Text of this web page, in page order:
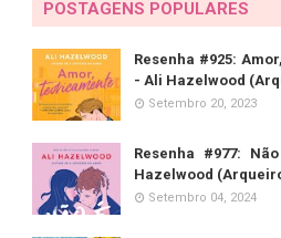
POSTAGENS POPULARES
Resenha #925:
- Ali Hazelwood
Setembro 20, 2023
Resenha #977:
Hazelwood
Setembro 04, 2024